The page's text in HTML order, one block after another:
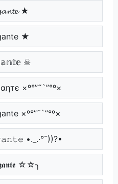
★
★
☠
×º°”˜`”°º×
×º°”˜`”°º×
•._.·°¯))?•
☆☆╮